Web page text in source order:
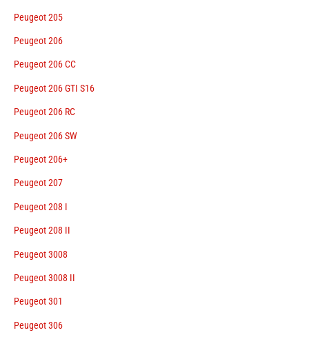
Peugeot 205
Peugeot 206
Peugeot 206 CC
Peugeot 206 GTI S16
Peugeot 206 RC
Peugeot 206 SW
Peugeot 206+
Peugeot 207
Peugeot 208 I
Peugeot 208 II
Peugeot 3008
Peugeot 3008 II
Peugeot 301
Peugeot 306